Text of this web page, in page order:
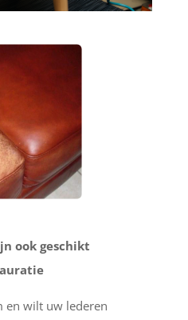
ook geschikt
en wilt uw lederen